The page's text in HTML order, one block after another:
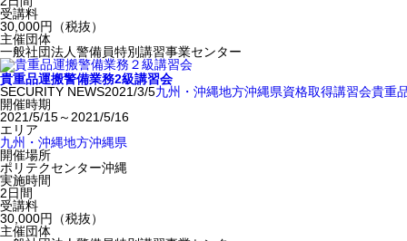
受講料
30,000円（税抜）
主催団体
一般社団法人警備員特別講習事業センター
貴重品運搬警備業務2級講習会
SECURITY NEWS2021/3/5九州・沖縄地方沖縄県資格取得講習会貴重
開催時期
2021/5/15～2021/5/16
エリア
九州・沖縄地方沖縄県
開催場所
ポリテクセンター沖縄
実施時間
2日間
受講料
30,000円（税抜）
主催団体